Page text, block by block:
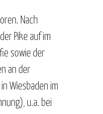
Nach
Pike auf im
sowie der
an der
Wiesbaden im
u.a. bei